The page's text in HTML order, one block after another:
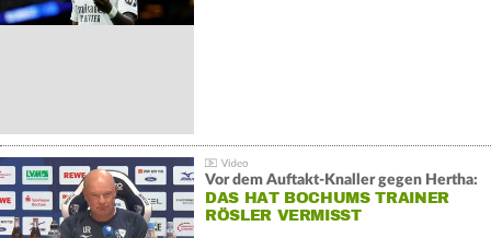
Vor dem Auftakt-Knaller gegen Hertha:
DAS HAT BOCHUMS TRAINER
RÖSLER VERMISST